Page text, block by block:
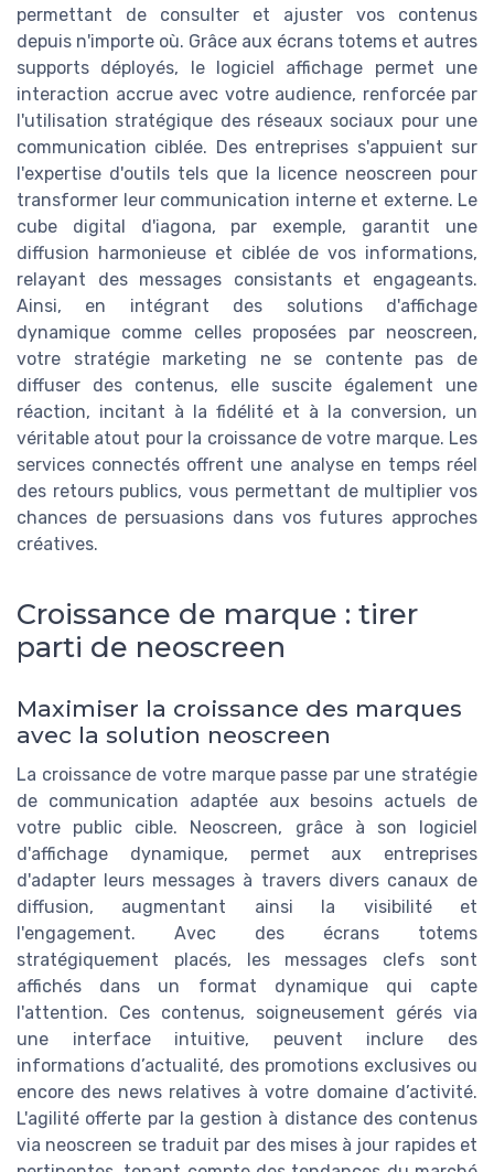
permettant de consulter et ajuster vos contenus
depuis n'importe où. Grâce aux écrans totems et autres
supports déployés, le logiciel affichage permet une
interaction accrue avec votre audience, renforcée par
l'utilisation stratégique des réseaux sociaux pour une
communication ciblée. Des entreprises s'appuient sur
l'expertise d'outils tels que la licence neoscreen pour
transformer leur communication interne et externe. Le
cube digital d'iagona, par exemple, garantit une
diffusion harmonieuse et ciblée de vos informations,
relayant des messages consistants et engageants.
Ainsi, en intégrant des solutions d'affichage
dynamique comme celles proposées par neoscreen,
votre stratégie marketing ne se contente pas de
diffuser des contenus, elle suscite également une
réaction, incitant à la fidélité et à la conversion, un
véritable atout pour la croissance de votre marque. Les
services connectés offrent une analyse en temps réel
des retours publics, vous permettant de multiplier vos
chances de persuasions dans vos futures approches
créatives.
Croissance de marque : tirer
parti de neoscreen
Maximiser la croissance des marques
avec la solution neoscreen
La croissance de votre marque passe par une stratégie
de communication adaptée aux besoins actuels de
votre public cible. Neoscreen, grâce à son logiciel
d'affichage dynamique, permet aux entreprises
d'adapter leurs messages à travers divers canaux de
diffusion, augmentant ainsi la visibilité et
l'engagement. Avec des écrans totems
stratégiquement placés, les messages clefs sont
affichés dans un format dynamique qui capte
l'attention. Ces contenus, soigneusement gérés via
une interface intuitive, peuvent inclure des
informations d’actualité, des promotions exclusives ou
encore des news relatives à votre domaine d’activité.
L'agilité offerte par la gestion à distance des contenus
via neoscreen se traduit par des mises à jour rapides et